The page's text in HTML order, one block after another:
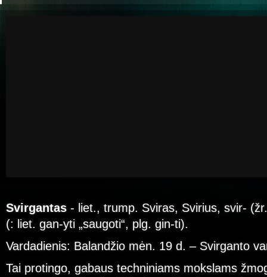
Svirgantas - liet., trump. Sviras, Svirius, svir-
(: liet. gan-yti „saugoti“, plg. gin-ti).
Vardadienis: Balandžio mėn. 19 d. – Svirganto
Tai protingo, gabaus techniniams mokslams